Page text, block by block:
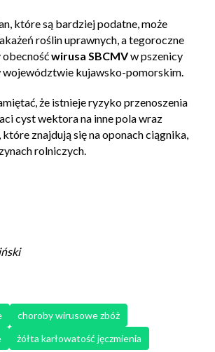
które są bardziej podatne, może
roślin uprawnych, a tegoroczne
obecnośćwirusa SBCMVw pszenicy
województwie kujawsko-pomorskim.
że istnieje ryzyko przenoszenia
cyst wektora na inne pola wraz
znajdują się na oponach ciągnika,
rolniczych.
choroby wirusowe zbóż
żółta karłowatość jęczmienia